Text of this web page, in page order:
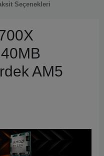
Seçenekleri
AM5